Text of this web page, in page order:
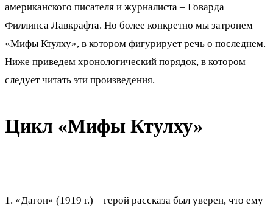
американского писателя и журналиста – Говарда
Филлипса Лавкрафта. Но более конкретно мы затронем
«Мифы Ктулху», в котором фигурирует речь о последнем.
Ниже приведем хронологический порядок, в котором
следует читать эти произведения.
Цикл «Мифы Ктулху»
1. «Дагон» (1919 г.) – герой рассказа был уверен, что ему